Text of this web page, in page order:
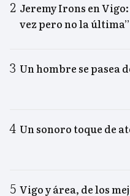
Jeremy Irons en
vez pero no la última”
Un hombre se pasea
Un sonoro toque de
Vigo y área, de los